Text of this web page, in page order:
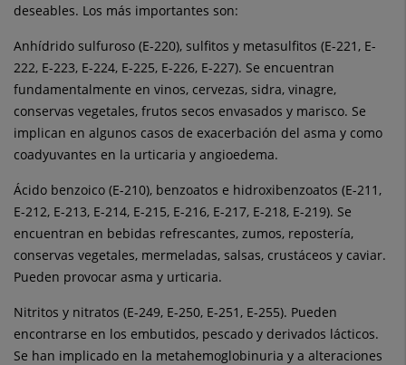
deseables. Los más importantes son:
Anhídrido sulfuroso (E-220), sulfitos y metasulfitos (E-221, E-
222, E-223, E-224, E-225, E-226, E-227). Se encuentran
fundamentalmente en vinos, cervezas, sidra, vinagre,
conservas vegetales, frutos secos envasados y marisco. Se
implican en algunos casos de exacerbación del asma y como
coadyuvantes en la urticaria y angioedema.
Ácido benzoico (E-210), benzoatos e hidroxibenzoatos (E-211,
E-212, E-213, E-214, E-215, E-216, E-217, E-218, E-219). Se
encuentran en bebidas refrescantes, zumos, repostería,
conservas vegetales, mermeladas, salsas, crustáceos y caviar.
Pueden provocar asma y urticaria.
Nitritos y nitratos (E-249, E-250, E-251, E-255). Pueden
encontrarse en los embutidos, pescado y derivados lácticos.
Se han implicado en la metahemoglobinuria y a alteraciones